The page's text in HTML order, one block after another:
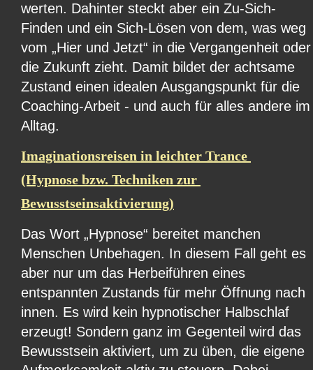
werten. Dahinter steckt aber ein Zu-Sich-
Finden und ein Sich-Lösen von dem, was weg
vom „Hier und Jetzt“ in die Vergangenheit
die Zukunft zieht. Damit bildet der achtsame
Zustand einen idealen Ausgangspunkt für die
Coaching-Arbeit - und auch für alles andere
Alltag.
Imaginationsreisen in leichter Trance
(Hypnose bzw. Techniken zur
Bewusstseinsaktivierung)
Das Wort „Hypnose“ bereitet manchen
Menschen Unbehagen. In diesem Fall geht es
aber nur um das Herbeiführen eines
entspannten Zustands für mehr Öffnung nach
innen. Es wird kein hypnotischer Halbschlaf
erzeugt! Sondern ganz im Gegenteil wird das
Bewusstsein aktiviert, um zu üben, die eigene